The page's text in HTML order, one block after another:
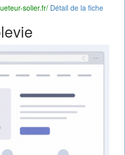
solier.fr/ Détail de la fiche